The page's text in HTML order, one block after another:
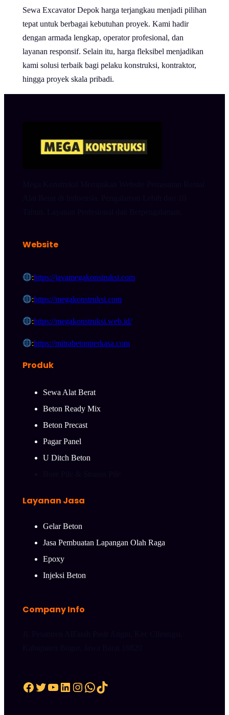
Sewa Excavator Depok harga terjangkau menjadi pilihan
tepat untuk berbagai kebutuhan proyek. Kami hadir
dengan armada lengkap, operator profesional, dan
layanan responsif. Selain itu, harga fleksibel menjadikan
kami solusi terbaik bagi pelaku konstruksi, kontraktor,
hingga proyek skala pribadi.
Website
:https://javamegakonstruksi.com
:https://megakonstruksi.com
:https://megakonstruksi.web.id/
:https://mitrabetonperkasa.com
Produk
Sewa Alat Berat
Beton Ready Mix
Beton Precast
Pagar Panel
U Ditch Beton
Layanan Jasa
Gelar Beton
Jasa Pembuatan Lapangan Olah Raga
Epoxy
Injeksi Beton
Company Info
Facebook Twitter YouTube LinkedIn Instagram WhatsApp TikTok